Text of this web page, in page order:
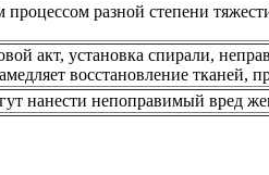
разной степени
акт, установка спирали,
восстановление тканей,
нанести непоправимый вред